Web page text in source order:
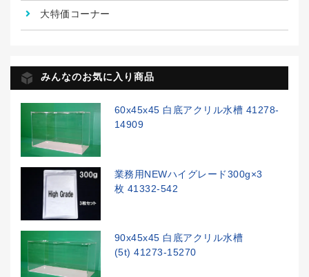
大特価コーナー
みんなのお気に入り商品
60x45x45 白底アクリル水槽 41278-
14909
業務用NEWハイグレード300g×3
枚 41332-542
90x45x45 白底アクリル水槽
(5t) 41273-15270